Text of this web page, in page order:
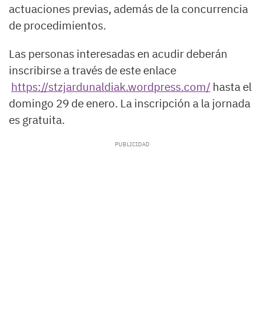
actuaciones previas, además de la concurrencia
de procedimientos.
Las personas interesadas en acudir deberán
inscribirse a través de este enlace
https://stzjardunaldiak.wordpress.com/ hasta el
domingo 29 de enero. La inscripción a la jornada
es gratuita.